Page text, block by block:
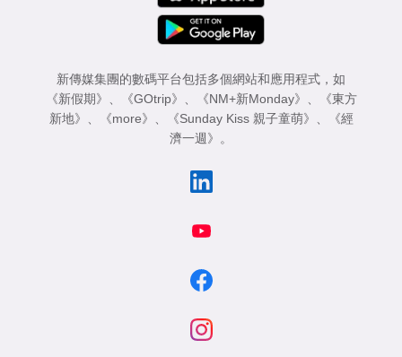
新傳媒集團的數碼平台包括多個網站和應用程式，如
《新假期》
《GOtrip》 《NM+新Monday》
《東方
新地》
《more》 《Sunday Kiss 親子童萌》
《經
濟一週》
。